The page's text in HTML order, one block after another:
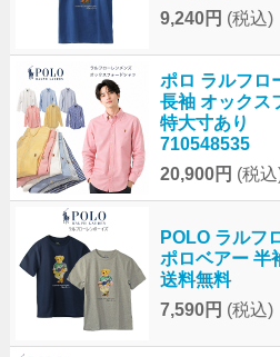
9,240円 (税込)
ポロ ラルフロ
長袖 オックス
特大寸あり
710548535
20,900円 (税
POLO ラルフ
ポロベアー 半
送料無料
7,590円 (税込)